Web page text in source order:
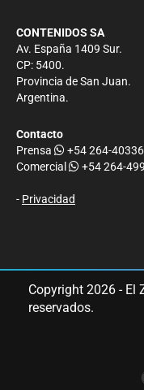
CONTENIDOS SA
Av. España 1409 Sur.
CP: 5400.
Provincia de San Juan.
Argentina.
Contacto
Prensa
+54 264-
Comercial
+54 264-
- Privacidad
Copyright 2026 - El
reservados.